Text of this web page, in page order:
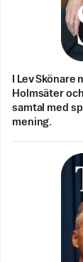
I Lev
Holmsäter
samtal med
mening.